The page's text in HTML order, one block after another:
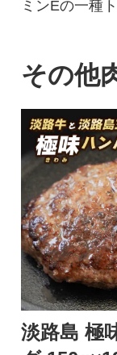
ミンEの一種
その他
淡路島 極